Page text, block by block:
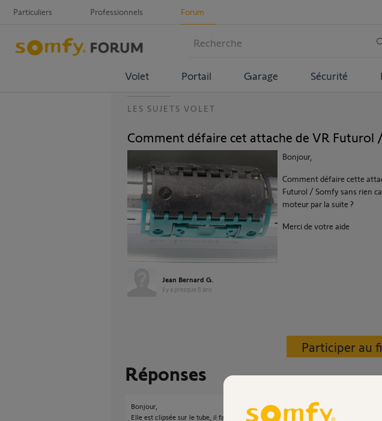
Particuliers Professionnels Forum
Volet Portail Garage Sécurité
LES SUJETS VOLET
Comment défaire cet attache de VR Futurol
Bonjour,
Comment défaire cette
Futurol / Somfy sans rien
moteur par la suite ?
Merci de votre aide
Jean Bernard G.
il y a presque 8 ans
Participer au
Réponses
Bonjour,
Elle est clipsée sur le tube, il faut faire levier avec un tournevis plat.